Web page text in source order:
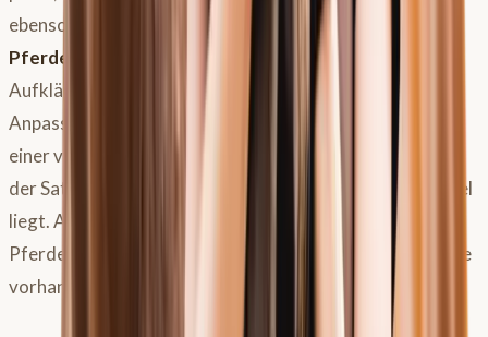
ebenso wichtiger Faktor wie die Passform des
Pferdesattels
selbst. Manchmal ist daher mehr
Aufklärung für dich als Reiter nötig als eine erneute
Anpassung des Sattels. Diese Erkenntnis kann auch zu
einer versöhnlicheren Sicht auf die oft schwierige Arbeit
der Sattler führen, da nicht jedes Problem allein am Sattel
liegt. Auch eine ausgeprägte Trageschwäche deines
Pferdes kann dazu führen, dass keine optimale Sattellage
vorhanden ist.